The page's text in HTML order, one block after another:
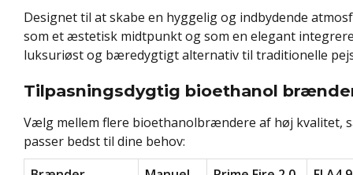
Designet til at skabe en hyggelig og indbydende
som et æstetisk midtpunkt og som en elegant
luksuriøst og bæredygtigt alternativ til traditionelle
Tilpasningsdygtig bioethanol
Vælg mellem flere bioethanolbrændere af høj kvalitet,
passer bedst til dine behov: